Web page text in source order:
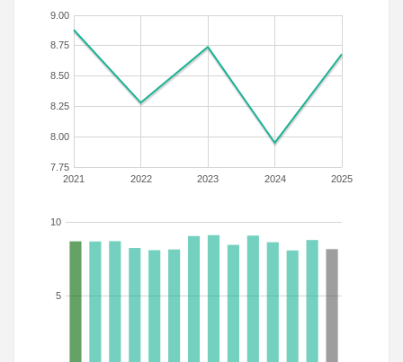
2021 2022 2023 2024 2025
7.75
8.00
8.25
8.50
8.75
9.00
5
10